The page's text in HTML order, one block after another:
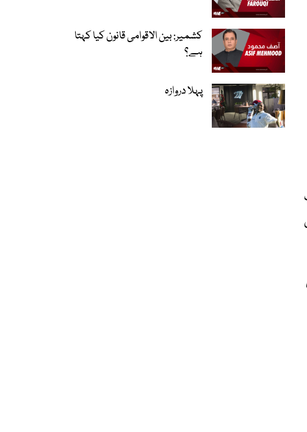
2 ارب
کشمیر: بین الاقوامی قانون کیا کہتا
ہے؟
پہلا دروازہ